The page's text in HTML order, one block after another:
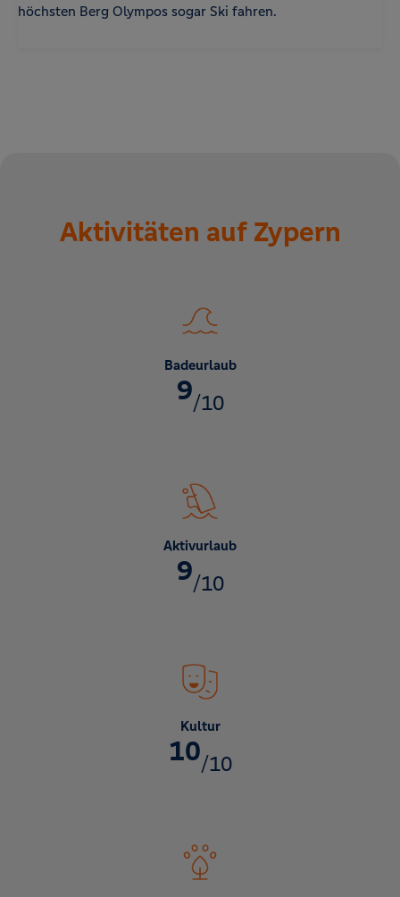
höchsten Berg Olympos sogar Ski fahren.
Aktivitäten auf Zypern
Badeurlaub
9/10
Aktivurlaub
9/10
Kultur
10/10